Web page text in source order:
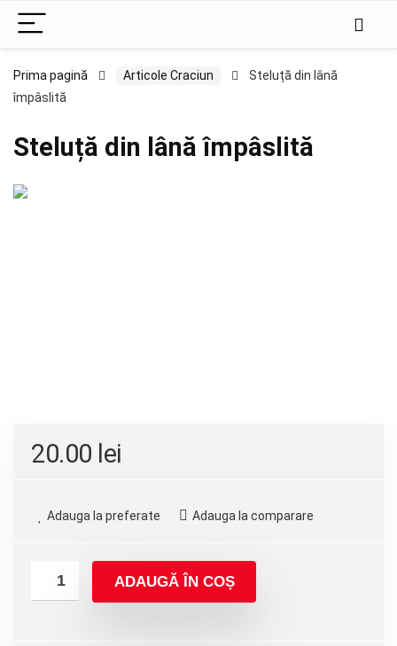
Prima pagină Articole Craciun
Steluță din lână
împâslită
Steluță din lână împâslită
20.00 lei
Adauga la preferate Adauga la comparare
ADAUGĂ ÎN COȘ